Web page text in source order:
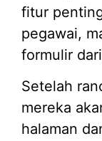
fitur
pegawai,
formulir
Setelah
mereka
halaman